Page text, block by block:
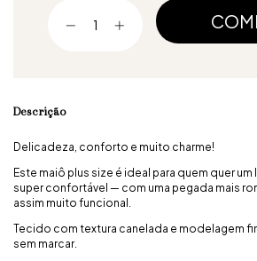
Descrição
Delicadeza, conforto e muito charme!
Este maiô plus size é ideal para quem quer
super confortável — com uma pegada mais
assim muito funcional.
Tecido com textura canelada e modelagem
sem marcar.